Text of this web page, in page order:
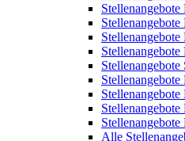
Stellenangebote
Stellenangebote
Alle